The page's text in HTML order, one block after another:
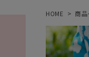
ムウェア・パジャマ
HOME 商